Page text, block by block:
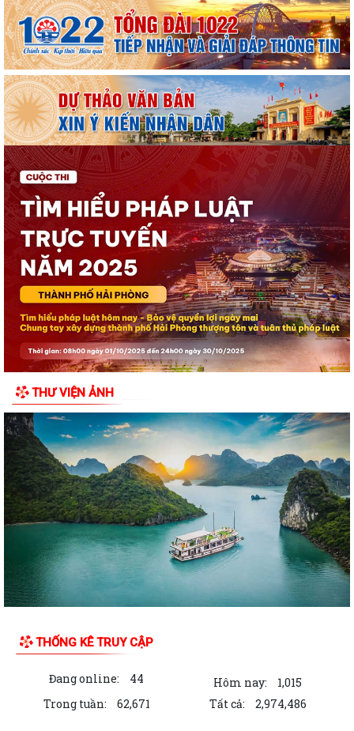
Lễ hội truyền thống Xa mã – Rước kiệu Đình Hoàng Châu: Gìn giữ, phát
huy giá trị Di tích lịch sử...
Lễ hội Đình Đồng Bài góp phần gìn giữ và phát huy giá trị văn hóa
truyền thống vùng biển Cát Hải
Hội Cựu chiến binh đặc khu Cát Hải thăm, tặng quà hội viên cựu chiến
binh nhân dịp kỷ niệm 79 năm...
Chuyển đổi số trong hoạt động của Mặt trận Tổ quốc – Xây dựng “Mặt
trận số”, lan tỏa niềm tin, kết...
Đồng chí Bí thư Đảng ủy đặc khu Cát Hải thăm, tặng quà các gia đình
người có công với cách mạng...
Khai mạc Lễ hội truyền thống Đình Phù Long năm 2026
Đặc khu Cát Hải dâng hương tưởng niệm các Anh hùng liệt sĩ nhân kỷ
niệm 79 năm Ngày Thương binh -...
Lãnh đạo đặc khu Cát Hải thăm, tặng quà người có công nhân kỷ niệm
79 năm Ngày Thương binh - Liệt sĩ
Bí thư Đảng ủy đặc khu Cát Hải được Chủ tịch UBND thành phố tặng
Bằng khen
Chủ tịch UBND đặc khu Cát Hải thăm, tặng quà gia đình người có công
với cách mạng nhân dịp 27/7
Thông báo tìm chủ sở hữu hợp pháp của cá thể Trăn đất
Kỳ họp thứ 3 HĐND đặc khu Cát Hải khóa II thông qua 7 nghị quyết
Học viện Chính trị Công an nhân dân khảo sát thực tế, làm việc tại đặc
khu Cát Hải
Trao quà hỗ trợ ngư dân có hoàn cảnh khó khăn, nâng cao ý thức chấp
hành pháp luật trong khai thác...
Đặc khu Cát Hải triển khai quyết liệt các biện pháp cấp bách phòng
THƯ VIỆN ẢNH
THỐNG KÊ TRUY CẬP
Đang online: 44 Hôm nay:
1,015
Trong tuần:
62,671 Tất cả: 2,974,486